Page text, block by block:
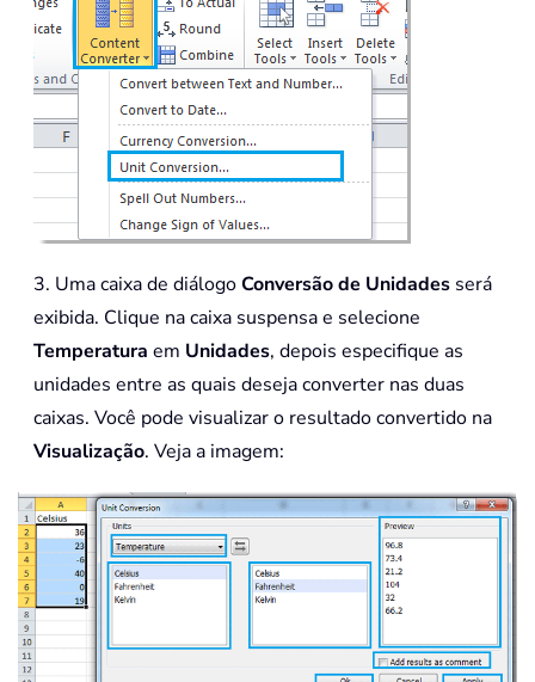
3. Uma caixa de diálogoConversão de Unidades será
exibida. Clique na caixa suspensa e selecione
Temperatura em Unidades, depois especifique as
unidades entre as quais deseja converter nas duas
caixas. Você pode visualizar o resultado convertido na
Visualização. Veja a imagem: